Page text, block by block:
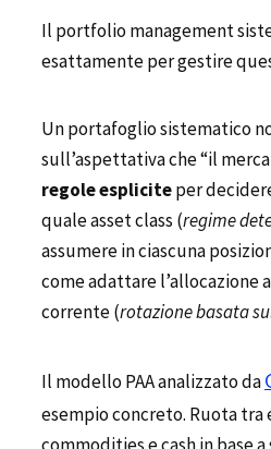
Il portfolio management
esattamente per gestire
Un portafoglio sistematico
sull’aspettativa che “il
regole espliciteper
quale asset class (regime
assumere in ciascuna
come adattare l’allocazione
corrente (rotazione basata
Il modello PAA analizzato da
esempio concreto. Ruota
commodities e cash in base